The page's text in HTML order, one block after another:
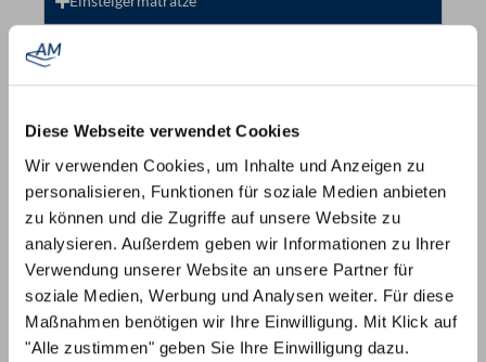
Diese Webseite verwendet Cookies
Wir verwenden Cookies, um Inhalte und Anzeigen zu
personalisieren, Funktionen für soziale Medien anbieten
zu können und die Zugriffe auf unsere Website zu
analysieren. Außerdem geben wir Informationen zu Ihrer
Verwendung unserer Website an unsere Partner für
soziale Medien, Werbung und Analysen weiter. Für diese
Maßnahmen benötigen wir Ihre Einwilligung. Mit Klick auf
"Alle zustimmen" geben Sie Ihre Einwilligung dazu.
Komfort Kaltschaum